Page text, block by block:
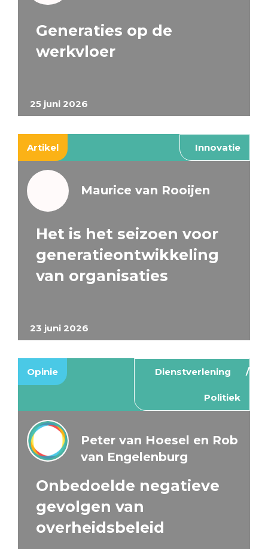
25 juni 2026
Generaties op de
werkvloer
Artikel Innovatie
23 juni 2026
Maurice van Rooijen
Het is het seizoen voor
generatieontwikkeling
van organisaties
Opinie Dienstverlening
Politiek
Peter van Hoesel en Rob
van Engelenburg
Onbedoelde negatieve
gevolgen van
overheidsbeleid